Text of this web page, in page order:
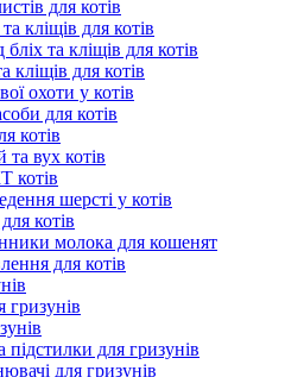
для котів
кліщів для котів
та кліщів для котів
кліщів для котів
охоти у котів
для котів
котів
та вух котів
котів
шерсті у котів
котів
молока для кошенят
для котів
для гризунів
для гризунів